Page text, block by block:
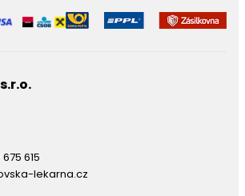
615
lekarna.cz